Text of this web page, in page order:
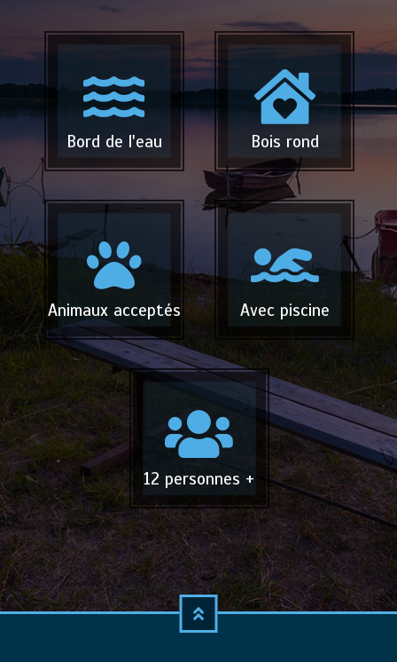
Bord de l'eau Bois rond
Animaux acceptés Avec piscine
12 personnes +